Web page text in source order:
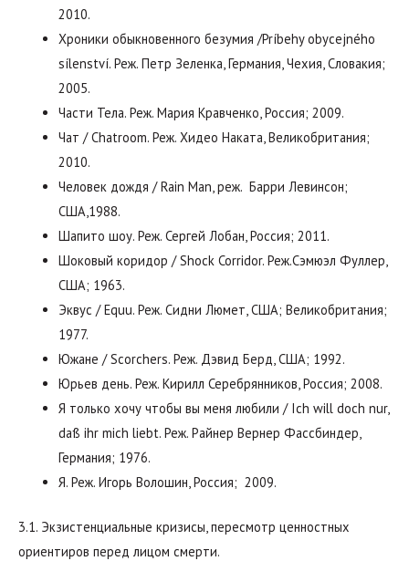
2010.
Хроники обыкновенного безумия /Príbehy obycejného
sílenství. Реж. Петр Зеленка, Германия, Чехия, Словакия;
2005.
Части Тела. Реж. Мария Кравченко, Россия; 2009.
Чат / Chatroom. Реж. Хидео Наката, Великобритания;
2010.
Человек дождя / Rain Man, реж. Барри Левинсон;
США,1988.
Шапито шоу. Реж. Сергей Лобан, Россия; 2011.
Шоковый коридор / Shock Corridor. Реж.Сэмюэл Фуллер,
США; 1963.
Эквус / Equu. Реж. Сидни Люмет, США; Великобритания;
1977.
Южане / Scorchers. Реж. Дэвид Берд, США; 1992.
Юрьев день. Реж. Кирилл Серебрянников, Россия; 2008.
Я только хочу чтобы вы меня любили / Ich will doch nur,
daß ihr mich liebt. Реж. Райнер Вернер Фассбиндер,
Германия; 1976.
Я. Реж. Игорь Волошин, Россия; 2009.
3.1. Экзистенциальные кризисы, пересмотр ценностных
ориентиров перед лицом смерти.